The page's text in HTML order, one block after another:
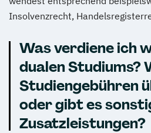
Insolvenzrecht,
Was verdiene ich
dualen Studiums?
Studiengebühren
oder gibt es
Zusatzleistungen?